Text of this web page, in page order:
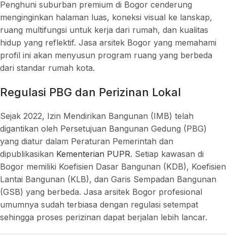
Penghuni suburban premium di Bogor cenderung
menginginkan halaman luas, koneksi visual ke lanskap,
ruang multifungsi untuk kerja dari rumah, dan kualitas
hidup yang reflektif. Jasa arsitek Bogor yang memahami
profil ini akan menyusun program ruang yang berbeda
dari standar rumah kota.
Regulasi PBG dan Perizinan Lokal
Sejak 2022, Izin Mendirikan Bangunan (IMB) telah
digantikan oleh Persetujuan Bangunan Gedung (PBG)
yang diatur dalam Peraturan Pemerintah dan
dipublikasikan Kementerian PUPR. Setiap kawasan di
Bogor memiliki Koefisien Dasar Bangunan (KDB), Koefisien
Lantai Bangunan (KLB), dan Garis Sempadan Bangunan
(GSB) yang berbeda. Jasa arsitek Bogor profesional
umumnya sudah terbiasa dengan regulasi setempat
sehingga proses perizinan dapat berjalan lebih lancar.